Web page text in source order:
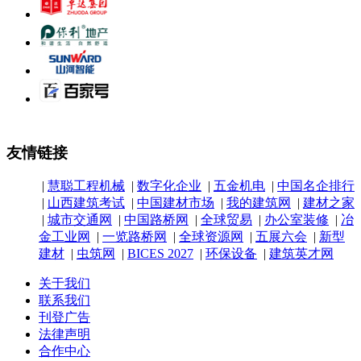
友情链接
| 慧聪工程机械 | 数字化企业 | 五金机电 | 中国名企排行
| 山西建筑考试 | 中国建材市场 | 我的建筑网 | 建材之家
| 城市交通网 | 中国路桥网 | 全球贸易 | 办公室装修 | 冶
金工业网
| 一览路桥网 | 全球资源网 | 五展六会 | 新型
建材 | 虫筑网 | BICES 2027 | 环保设备 | 建筑英才网
关于我们
联系我们
刊登广告
法律声明
合作中心